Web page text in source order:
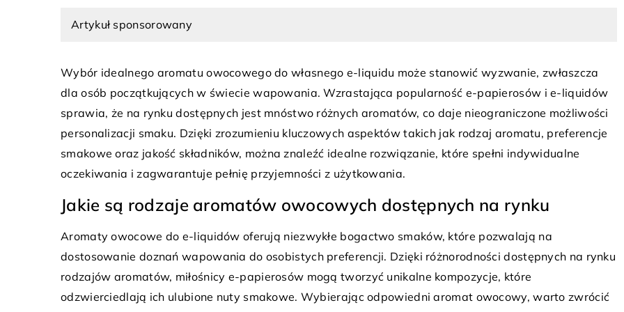
Artykuł sponsorowany
Wybór idealnego aromatu owocowego do własnego e-liquidu może stanowić wyzwanie, zwłaszcza
dla osób początkujących w świecie wapowania. Wzrastająca popularność e-papierosów i e-liquidów
sprawia, że na rynku dostępnych jest mnóstwo różnych aromatów, co daje nieograniczone możliwości
personalizacji smaku. Dzięki zrozumieniu kluczowych aspektów takich jak rodzaj aromatu, preferencje
smakowe oraz jakość składników, można znaleźć idealne rozwiązanie, które spełni indywidualne
oczekiwania i zagwarantuje pełnię przyjemności z użytkowania.
Jakie są rodzaje aromatów owocowych dostępnych na rynku
Aromaty owocowe do e-liquidów oferują niezwykłe bogactwo smaków, które pozwalają na
dostosowanie doznań wapowania do osobistych preferencji. Dzięki różnorodności dostępnych na rynku
rodzajów aromatów, miłośnicy e-papierosów mogą tworzyć unikalne kompozycje, które
odzwierciedlają ich ulubione nuty smakowe. Wybierając odpowiedni aromat owocowy, warto zwrócić
jako lustro społeczeństwa: jak
naszą kulturę
literatura odzwierciedla i
jako pryzmat
zmian i kulturowych trendów.
Dlaczego warto zawiesić w domu
Odkryj, jak plakaty mogą uatrakcyjnić
twoje wnętrza. Dowiedz się o zaletach
dekoracji ściennej w formie plakatów oraz
o tym, jak wybrać idealne dla Twojego
domu.
23 marca 2024
Sukienkę ciążowa – jak zakupić taką,
Znajdź idealną sukienkę ciążową
tkaniny wybrać, aby poczuć się dobrze i
prezentować fantastycznie w ciąży.